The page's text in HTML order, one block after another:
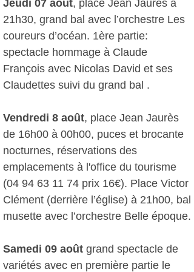
Jeudi 07 août, place Jean Jaurès à
21h30, grand bal avec l’orchestre Les
coureurs d’océan. 1ère partie:
spectacle hommage à Claude
François avec Nicolas David et ses
Claudettes suivi du grand bal .
Vendredi 8 août, place Jean Jaurès
de 16h00 à 00h00, puces et brocante
nocturnes, réservations des
emplacements à l'office du tourisme
(04 94 63 11 74 prix 16€). Place Victor
Clément (derrière l’église) à 21h00, bal
musette avec l’orchestre Belle époque.
Samedi 09 août grand spectacle de
variétés avec en première partie le